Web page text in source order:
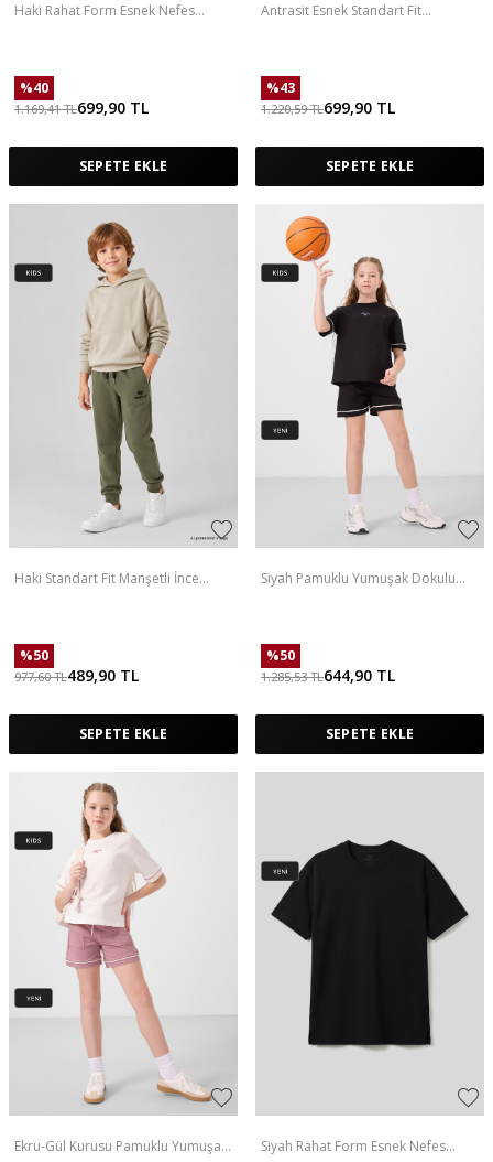
Haki Rahat Form Esnek Nefes
%40
1.169,41TL699,90 TL
SEPETE EKLE
Antrasit Esnek Standart Fit
%43
1.220,59TL699,90 TL
SEPETE EKLE
Haki Standart Fit Manşetli İnce
%50
977,60TL489,90 TL
SEPETE EKLE
Siyah Pamuklu Yumuşak Dokulu
%50
1.285,53TL644,90 TL
SEPETE EKLE
Ekru-Gül Kurusu Pamuklu Yumuşak
Siyah Rahat Form Esnek Nefes